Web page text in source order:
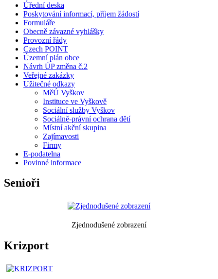
Úřední deska
Poskytování informací, příjem žádostí
Formuláře
Obecně závazné vyhlášky
Provozní řády
Czech POINT
Územní plán obce
Návrh ÚP změna č.2
Veřejné zakázky
Užitečné odkazy
MěÚ Vyškov
Instituce ve Vyškově
Sociální služby Vyškov
Sociálně-právní ochrana dětí
Místní akční skupina
Zajímavosti
Firmy
E-podatelna
Povinné informace
Senioři
Zjednodušené zobrazení
Krizport